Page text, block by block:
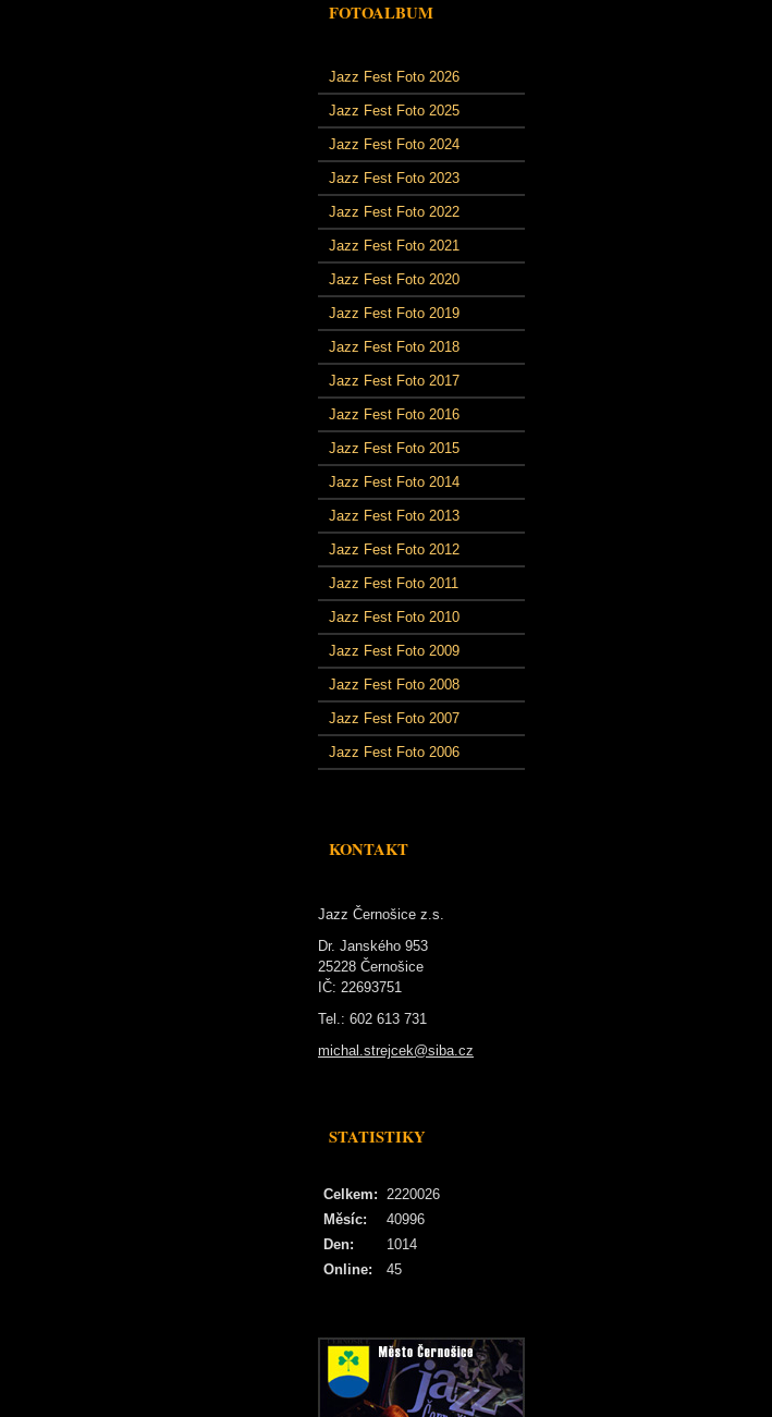
FOTOALBUM
Jazz Fest Foto 2026
Jazz Fest Foto 2025
Jazz Fest Foto 2024
Jazz Fest Foto 2023
Jazz Fest Foto 2022
Jazz Fest Foto 2021
Jazz Fest Foto 2020
Jazz Fest Foto 2019
Jazz Fest Foto 2018
Jazz Fest Foto 2017
Jazz Fest Foto 2016
Jazz Fest Foto 2015
Jazz Fest Foto 2014
Jazz Fest Foto 2013
Jazz Fest Foto 2012
Jazz Fest Foto 2011
Jazz Fest Foto 2010
Jazz Fest Foto 2009
Jazz Fest Foto 2008
Jazz Fest Foto 2007
Jazz Fest Foto 2006
KONTAKT
Jazz Černošice z.s.
Dr. Janského 953
25228 Černošice
IČ: 22693751
Tel.: 602 613 731
michal.strejcek@siba.cz
STATISTIKY
Online: 45
Celkem: 2220026
Měsíc:
40996
Den:
1014